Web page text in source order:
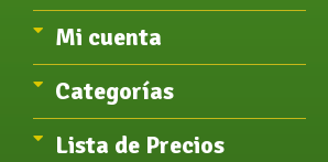
Mi cuenta
Categorías
Lista de Precios